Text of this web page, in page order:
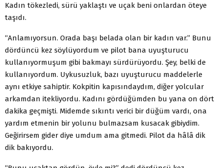
Kadın tökezledi, sürü yaklaştı ve uçak beni onlardan öteye
taşıdı.
“Anlamıyorsun. Orada başı belada olan bir kadın var.” Bunu
dördüncü kez söylüyordum ve pilot bana uyuşturucu
kullanıyormuşum gibi bakmayı sürdürüyordu. Şey, belki de
kullanıyordum. Uykusuzluk, bazı uyuşturucu maddelerle
aynı etkiye sahiptir. Kokpitin kapısındaydım, diğer yolcular
arkamdan itekliyordu. Kadını gördüğümden bu yana on dört
dakika geçmişti. Midemde sıkıntı verici bir düğüm vardı, ona
yardım etmenin bir yolunu bulmazsam kusacak gibiydim.
Geğirirsem gider diye umdum ama gitmedi. Pilot da hâlâ dik
dik bakıyordu.